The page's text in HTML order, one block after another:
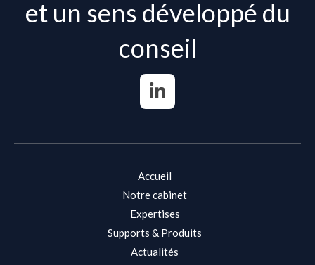
et un sens développé du
conseil
Accueil
Notre cabinet
Expertises
Supports & Produits
Actualités